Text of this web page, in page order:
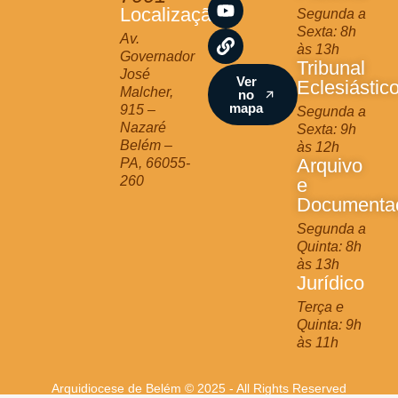
Localização
Av.
Governador
José
Malcher,
915 –
Nazaré
Belém –
PA, 66055-
260
g
r
a
m
o
o
k
b
e
Ver
no
mapa
Segunda a
Sexta: 8h
às 13h
Tribunal
Segunda a
Sexta: 9h
às 12h
Arquivo
e
Segunda a
Quinta: 8h
às 13h
Jurídico
Terça e
Quinta: 9h
às 11h
Arquidiocese de Belém © 2025 - All Rights Reserved